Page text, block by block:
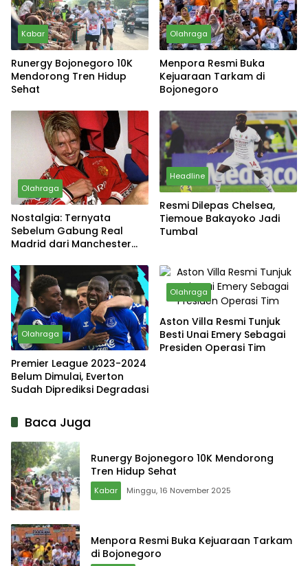
Kabar
Runergy Bojonegoro 10K
Mendorong Tren Hidup
Sehat
Olahraga
Menpora Resmi Buka
Kejuaraan Tarkam di
Bojonegoro
Olahraga
Nostalgia: Ternyata
Sebelum Gabung Real
Madrid dari Manchester
Hampir Gabung Sang Rival
Headline
Resmi Dilepas Chelsea,
Tiemoue Bakayoko Jadi
Tumbal
Olahraga
Premier League 2023-2024
Belum Dimulai, Everton
Sudah Diprediksi Degradasi
Olahraga
Aston Villa Resmi Tunjuk
Besti Unai Emery Sebagai
Presiden Operasi Tim
Baca Juga
Runergy Bojonegoro 10K Mendorong
Tren Hidup Sehat
Kabar Minggu, 16 November 2025
Menpora Resmi Buka Kejuaraan Tarkam
di Bojonegoro